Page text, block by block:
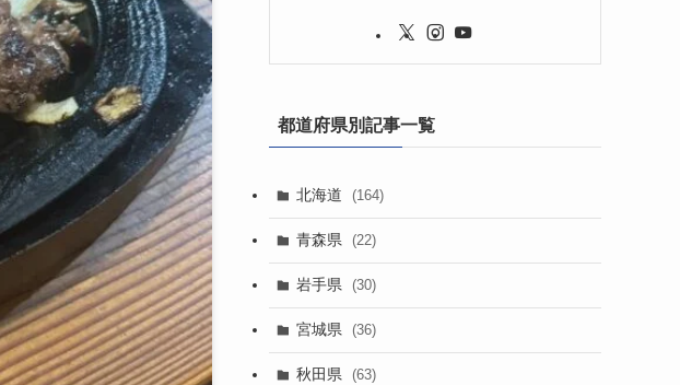
都道府県別記事一覧
北海道 (164)
青森県 (22)
岩手県 (30)
宮城県 (36)
秋田県 (63)